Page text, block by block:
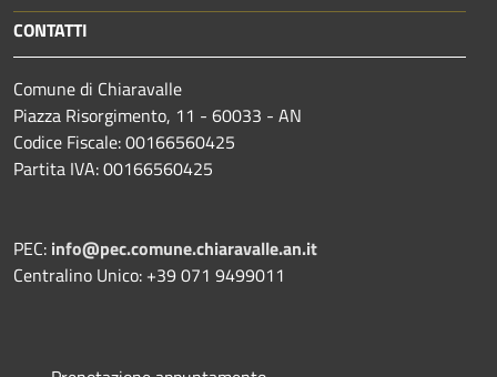
CONTATTI
Comune di Chiaravalle
Piazza Risorgimento, 11 - 60033 - AN
Codice Fiscale: 00166560425
Partita IVA: 00166560425
PEC: info@pec.comune.chiaravalle.an.it
Centralino Unico: +39 071 9499011